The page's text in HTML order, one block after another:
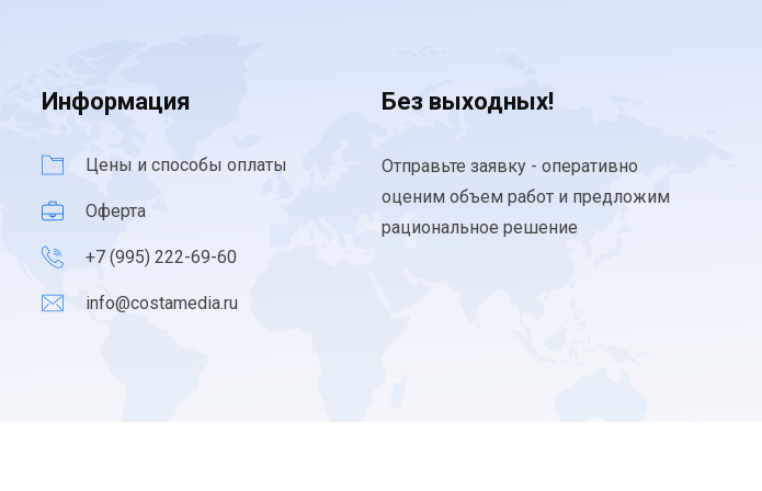
Информация
Цены и способы оплаты
Оферта
+7 (995) 222-69-60
info@costamedia.ru
Без выходных!
Отправьте заявку - оперативно
оценим объем работ и предложим
рациональное решение